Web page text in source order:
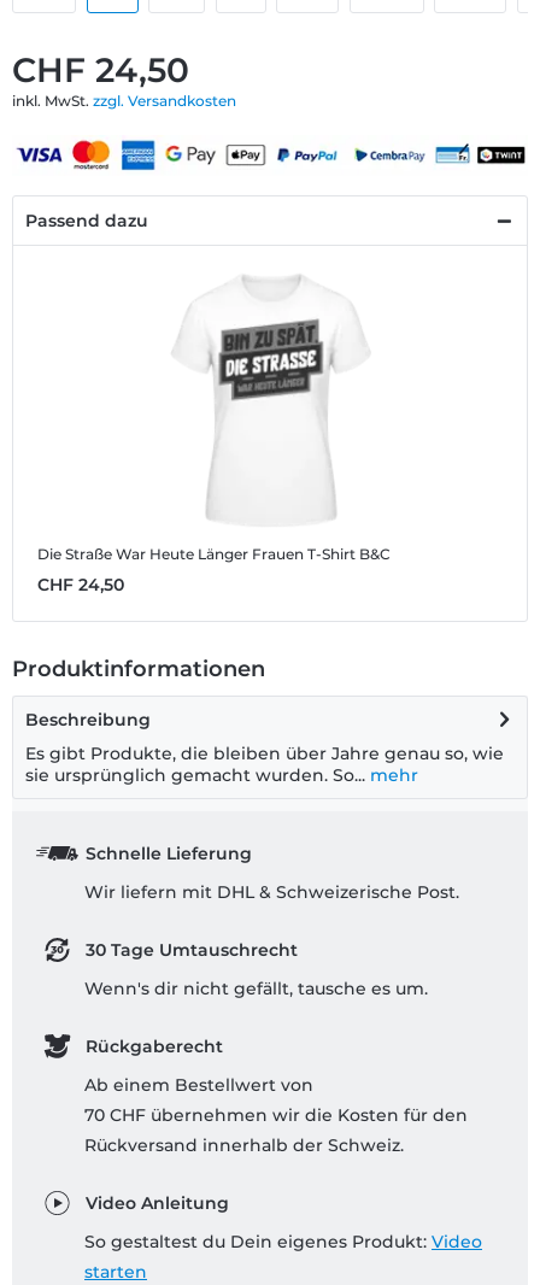
CHF 24,50
inkl. MwSt. zzgl. Versandkosten
Passend dazu
Die Straße War Heute Länger Frauen T-Shirt B&C
CHF 24,50
Produktinformationen
Beschreibung
Es gibt Produkte, die bleiben über Jahre genau so, wie
sie ursprünglich gemacht wurden. So... mehr
Schnelle Lieferung
Wir liefern mit DHL & Schweizerische Post.
30 Tage Umtauschrecht
Wenn's dir nicht gefällt, tausche es um.
Rückgaberecht
Ab einem Bestellwert von
70 CHF übernehmen wir die Kosten für den
Rückversand innerhalb der Schweiz.
Video Anleitung
So gestaltest du Dein eigenes Produkt: Video
starten